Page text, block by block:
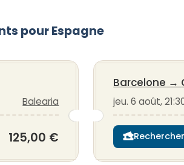
pour Espagne
Balearia
125,00 €
Barcelone →
jeu. 6 août,
Rechercher